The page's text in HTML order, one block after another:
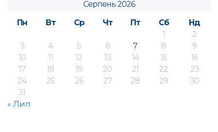
Серпень 2026
Пн
Вт Ср Чт Пт Сб
Нд
1
2
3
4 5 6 7 8
9
10
11 12 13 14 15
16
17
18 19 20 21 22
23
24
25 26 27 28 29
30
31
« Лип